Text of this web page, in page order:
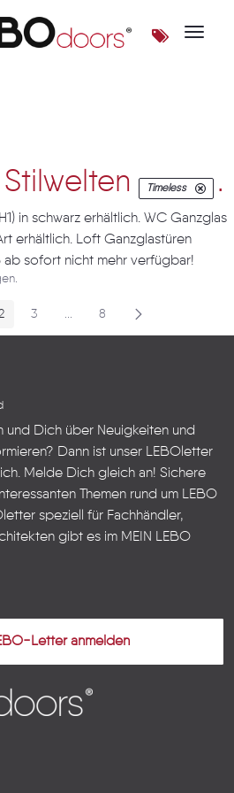
Toggle
Timeless .
in schwarz erhältlich. WC Ganzglas
erhältlich. Loft Ganzglastüren
sofort nicht mehr verfügbar!
Seite Seite
3 ...Zwischenseiten
Seite
8
und Dich über Neuigkeiten und
Dann ist unser LEBOletter
Melde Dich gleich an! Sichere
Themen rund um LEBO
speziell für Fachhändler,
gibt es im MEIN LEBO
Letter anmelden